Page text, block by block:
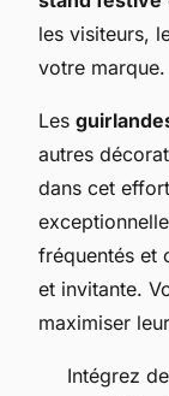
les visiteurs,
votre marque.
Les
autres
dans cet
fréquentés et
et invitante.
maximiser
Intégrez